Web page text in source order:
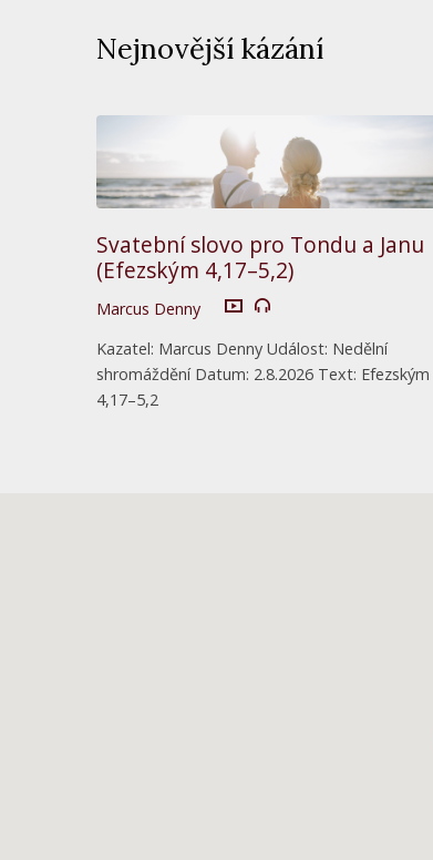
Nejnovější kázání
Svatební slovo pro Tondu a Janu
(Efezským 4,17–5,2)
Marcus Denny
Kazatel: Marcus Denny Událost: Nedělní
shromáždění Datum: 2.8.2026 Text: Efezským
4,17–5,2